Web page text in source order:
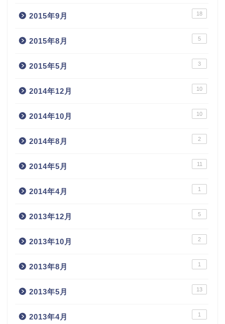
2015年9月 18
2015年8月 5
2015年5月 3
2014年12月 10
2014年10月 10
2014年8月 2
2014年5月 11
2014年4月 1
2013年12月 5
2013年10月 2
2013年8月 1
2013年5月 13
2013年4月 1